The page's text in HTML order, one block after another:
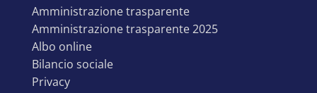
amministrazione trasparente
amministrazione trasparente 2025
albo online
bilancio sociale
privacy